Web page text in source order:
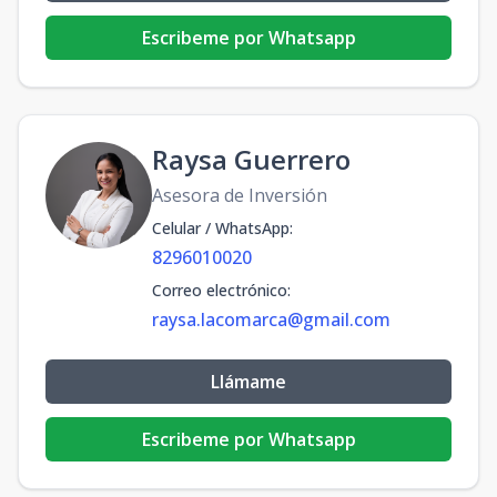
Escribeme por Whatsapp
Raysa Guerrero
Asesora de Inversión
Celular / WhatsApp:
8296010020
Correo electrónico:
raysa.lacomarca@gmail.com
Llámame
Escribeme por Whatsapp